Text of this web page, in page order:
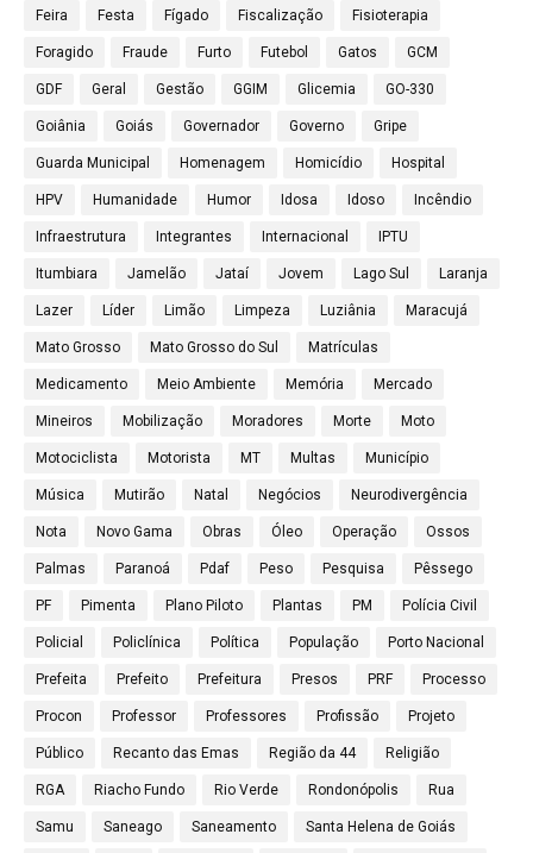
Feira Festa Fígado Fiscalização Fisioterapia
Foragido Fraude Furto Futebol Gatos GCM
GDF Geral Gestão GGIM Glicemia GO-330
Goiânia Goiás Governador Governo Gripe
Guarda Municipal Homenagem Homicídio Hospital
HPV Humanidade Humor Idosa Idoso Incêndio
Infraestrutura Integrantes Internacional IPTU
Itumbiara Jamelão Jataí Jovem Lago Sul Laranja
Lazer Líder Limão Limpeza Luziânia Maracujá
Mato Grosso Mato Grosso do Sul Matrículas
Medicamento Meio Ambiente Memória Mercado
Mineiros Mobilização Moradores Morte Moto
Motociclista Motorista MT Multas Município
Música Mutirão Natal Negócios Neurodivergência
Nota Novo Gama Obras Óleo Operação Ossos
Palmas Paranoá Pdaf Peso Pesquisa Pêssego
PF Pimenta Plano Piloto Plantas PM Polícia Civil
Policial Policlínica Política População Porto Nacional
Prefeita Prefeito Prefeitura Presos PRF Processo
Procon Professor Professores Profissão Projeto
Público Recanto das Emas Região da 44 Religião
RGA Riacho Fundo Rio Verde Rondonópolis Rua
Samu Saneago Saneamento Santa Helena de Goiás